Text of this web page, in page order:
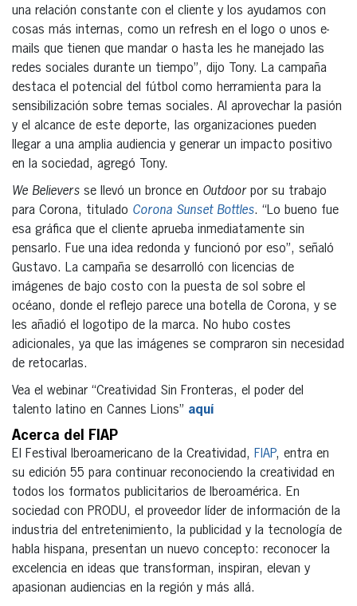
una relación constante con el cliente y los ayudamos con
cosas más internas, como un refresh en el logo o unos e-
mails que tienen que mandar o hasta les he manejado las
redes sociales durante un tiempo”, dijo Tony. La campaña
destaca el potencial del fútbol como herramienta para la
sensibilización sobre temas sociales. Al aprovechar la pasión
y el alcance de este deporte, las organizaciones pueden
llegar a una amplia audiencia y generar un impacto positivo
en la sociedad, agregó Tony.
We Believers se llevó un bronce en Outdoorpor su trabajo
para Corona, titulado Corona Sunset Bottles. “Lo bueno fue
esa gráfica que el cliente aprueba inmediatamente sin
pensarlo. Fue una idea redonda y funcionó por eso”, señaló
Gustavo. La campaña se desarrolló con licencias de
imágenes de bajo costo con la puesta de sol sobre el
océano, donde el reflejo parece una botella de Corona, y se
les añadió el logotipo de la marca. No hubo costes
adicionales, ya que las imágenes se compraron sin necesidad
de retocarlas.
Vea el webinar “Creatividad Sin Fronteras, el poder del
talento latino en Cannes Lions” aquí
Acerca del FIAP
El Festival Iberoamericano de la Creatividad, FIAP, entra en
su edición 55 para continuar reconociendo la creatividad en
todos los formatos publicitarios de Iberoamérica. En
sociedad con PRODU, el proveedor líder de información de la
industria del entretenimiento, la publicidad y la tecnología de
habla hispana, presentan un nuevo concepto: reconocer la
excelencia en ideas que transforman, inspiran, elevan y
apasionan audiencias en la región y más allá.